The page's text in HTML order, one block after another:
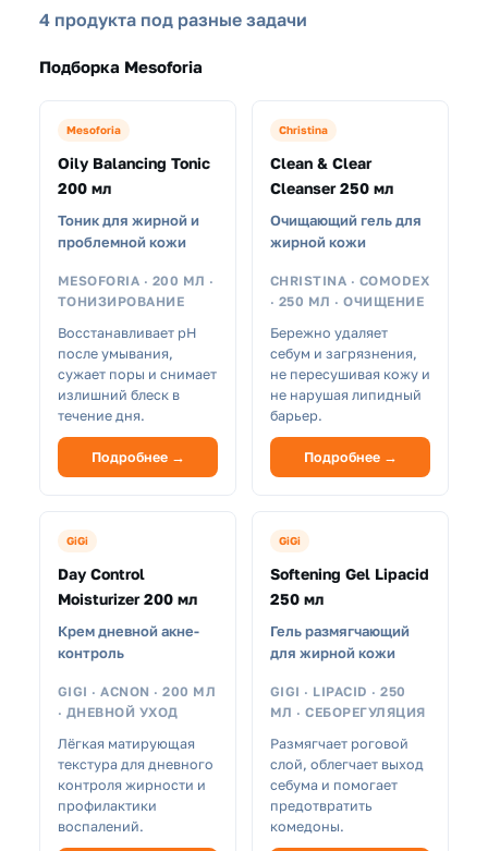
4 продукта под разные задачи
Подборка Mesoforia
Mesoforia
Oily Balancing Tonic
200 мл
Тоник для жирной и
проблемной кожи
MESOFORIA · 200 МЛ ·
ТОНИЗИРОВАНИЕ
Восстанавливает pH
после умывания,
сужает поры и снимает
излишний блеск в
течение дня.
Подробнее →
Christina
Clean & Clear
Cleanser 250 мл
Очищающий гель для
жирной кожи
CHRISTINA · COMODEX
· 250 МЛ · ОЧИЩЕНИЕ
Бережно удаляет
себум и загрязнения,
не пересушивая кожу и
не нарушая липидный
барьер.
Подробнее →
GiGi
Day Control
Moisturizer 200 мл
Крем дневной акне-
контроль
GIGI · ACNON · 200 МЛ
· ДНЕВНОЙ УХОД
Лёгкая матирующая
текстура для дневного
контроля жирности и
профилактики
воспалений.
GiGi
Softening Gel Lipacid
250 мл
Гель размягчающий
для жирной кожи
GIGI · LIPACID · 250
МЛ · СЕБОРЕГУЛЯЦИЯ
Размягчает роговой
слой, облегчает выход
себума и помогает
предотвратить
комедоны.